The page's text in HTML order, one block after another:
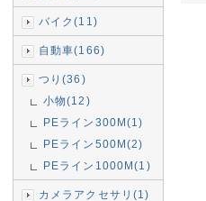
バイク(11)
自動車(166)
つり(36)
小物(12)
PEライン300M(1)
PEライン500M(2)
PEライン1000M(1)
カメラアクセサリ(1)